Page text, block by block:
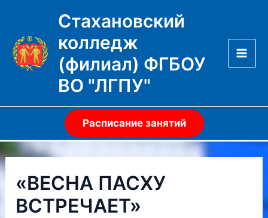
содержимому
Стахановский
колледж
(филиал) ФГБОУ
ВО "ЛГПУ"
Расписание занятий
«ВЕСНА ПАСХУ
ВСТРЕЧАЕТ»